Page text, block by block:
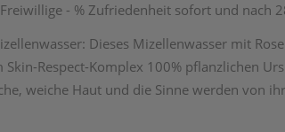
- % Zufriedenheit sofort und nach
Dieses Mizellenwasser mit
Respect-Komplex 100% pflanzlichen
weiche Haut und die Sinne werden von